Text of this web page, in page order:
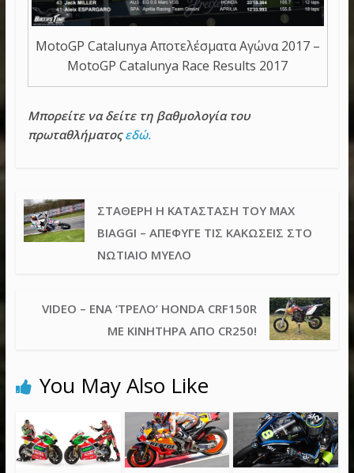
MotoGP Catalunya Αποτελέσματα Αγώνα 2017 –
MotoGP Catalunya Race Results 2017
Μπορείτε να δείτε τη βαθμολογία του
πρωταθλήματοςεδώ.
ΣΤΑΘΕΡΉ Η ΚΑΤΆΣΤΑΣΗ ΤΟΥ MAX
BIAGGI – ΑΠΈΦΥΓΕ ΤΙΣ ΚΑΚΏΣΕΙΣ ΣΤΟ
ΝΩΤΙΑΊΟ ΜΥΕΛΌ
VIDEO – ΈΝΑ ‘ΤΡΕΛΌ’ HONDA CRF150R
ΜΕ ΚΙΝΗΤΉΡΑ ΑΠΌ CR250!
You May Also Like